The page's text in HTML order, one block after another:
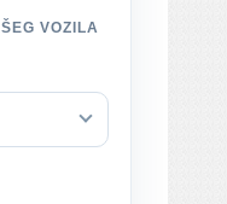
VOZILA